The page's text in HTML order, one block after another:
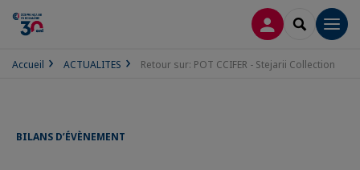
CONNEXION
Accueil ACTUALITES Retour sur: POT CCIFER - Stejarii Collection
BILANS D’ÉVÈNEMENT